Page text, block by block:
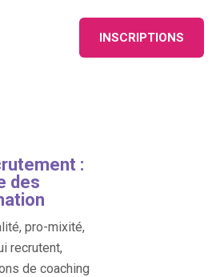
INSCRIPTIONS
:
des
pro-mixité,
recrutent,
de coaching